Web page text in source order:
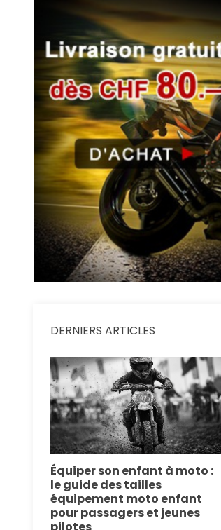
DERNIERS ARTICLES
Équiper son enfant à moto :
le guide des tailles
équipement moto enfant
pour passagers et jeunes